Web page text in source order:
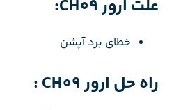
علت ارور CH09:
خطای برد آپشن
راه حل ارور CH09 :